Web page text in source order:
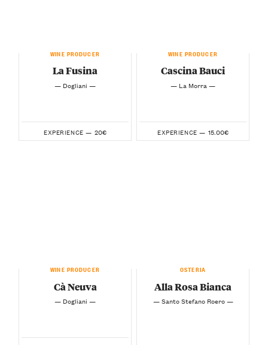
WINE PRODUCER
La Fusina
— Dogliani —
EXPERIENCE — 20€
WINE PRODUCER
Cascina Bauci
— La Morra —
EXPERIENCE — 15.00€
WINE PRODUCER
Cà Neuva
— Dogliani —
OSTERIA
Alla Rosa Bianca
— Santo Stefano Roero —